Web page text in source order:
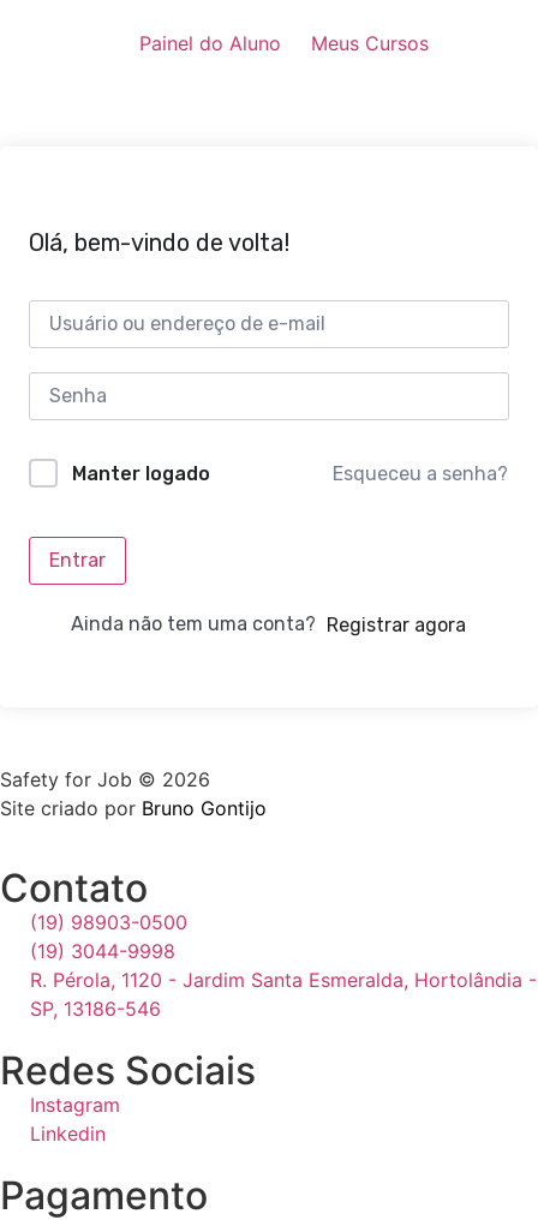
Painel do Aluno Meus Cursos
Olá, bem-vindo de volta!
Manter logado Esqueceu a senha?
Entrar
Ainda não tem uma conta? Registrar agora
Safety for Job © 2026
Site criado por Bruno Gontijo
Contato
(19) 98903-0500
(19) 3044-9998
R. Pérola, 1120 - Jardim Santa Esmeralda, Hortolândia -
SP, 13186-546
Redes Sociais
Instagram
Linkedin
Pagamento